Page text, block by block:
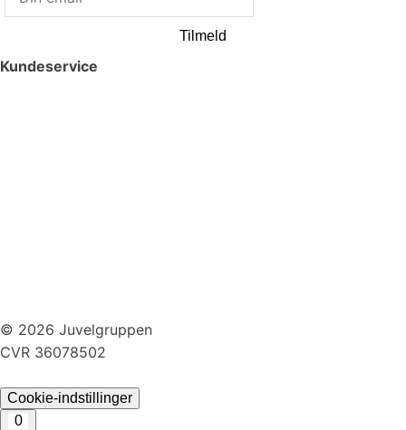
Tilmeld
Kundeservice
© 2026 Juvelgruppen
CVR 36078502
Cookie-indstillinger
0